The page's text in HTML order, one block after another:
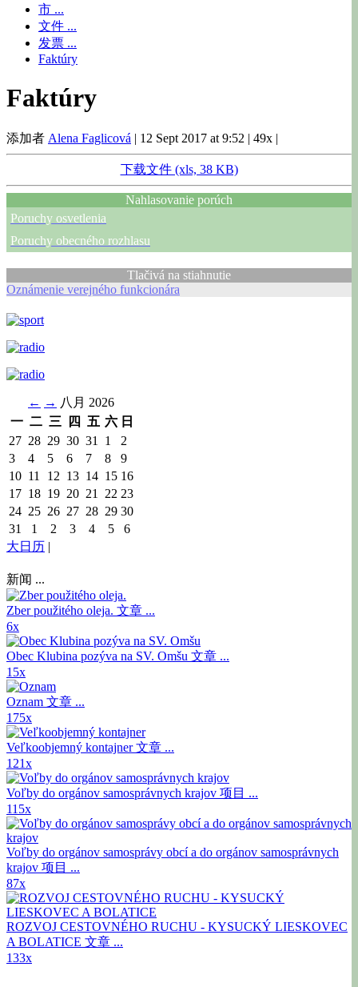
市 ...
文件 ...
发票 ...
Faktúry
Faktúry
添加者 Alena Faglicová | 12 Sept 2017 at 9:52 | 49x |
下载文件 (xls, 38 KB)
Nahlasovanie porúch
Poruchy osvetlenia
Poruchy obecného rozhlasu
Tlačivá na stiahnutie
Oznámenie verejného funkcionára
← → 八月 2026
一 二 三 四 五 六 日
27 28 29 30 31 1
2
3
4 5 6 7 8
9
10 11 12 13 14 15 16
17 18 19 20 21 22 23
24 25 26 27 28 29 30
31
1 2 3 4 5
6
大日历 |
新闻 ...
Zber použitého oleja. 文章 ...
6x
Obec Klubina pozýva na SV. Omšu 文章 ...
15x
Oznam 文章 ...
175x
Veľkoobjemný kontajner文章 ...
121x
Voľby do orgánov samosprávnych krajov 项目 ...
115x
Voľby do orgánov samosprávy obcí a do orgánov samosprávnych
krajov 项目 ...
87x
ROZVOJ CESTOVNÉHO RUCHU - KYSUCKÝ LIESKOVEC
A BOLATICE 文章 ...
133x